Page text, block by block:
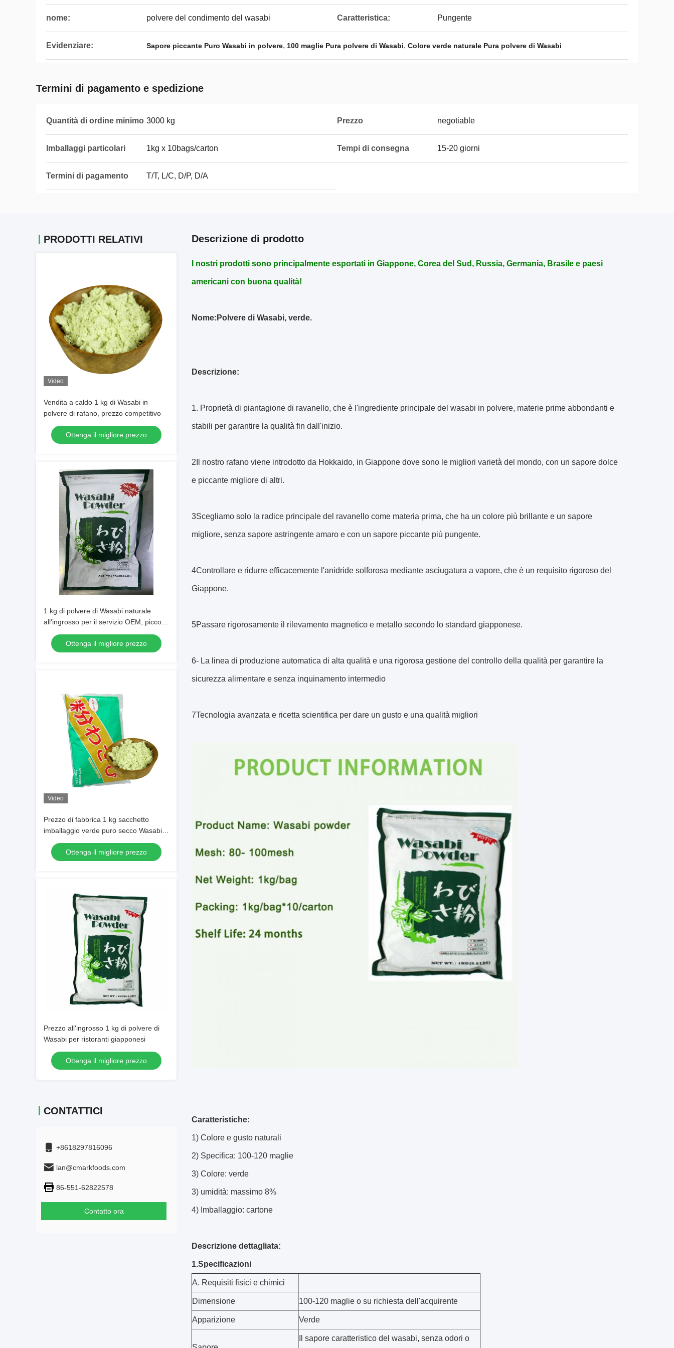
nome: polvere del condimento del wasabi Caratteristica: Pungente
Evidenziare: Sapore piccante Puro Wasabi in polvere, 100 maglie Pura polvere di Wasabi, Colore verde naturale Pura polvere di Wasabi
Termini di pagamento e spedizione
Quantità di ordine minimo 3000 kg Prezzo negotiable
Imballaggi particolari 1kg x 10bags/carton Tempi di consegna 15-20 giorni
Termini di pagamento T/T, L/C, D/P, D/A
PRODOTTI RELATIVI
Video
Vendita a caldo 1 kg di Wasabi in
polvere di rafano, prezzo competitivo
Ottenga il migliore prezzo
1 kg di polvere di Wasabi naturale
all'ingrosso per il servizio OEM, piccolo
ordine accettabile
Ottenga il migliore prezzo
Video
Prezzo di fabbrica 1 kg sacchetto
imballaggio verde puro secco Wasabi
polvere 100 mesh
Ottenga il migliore prezzo
Prezzo all'ingrosso 1 kg di polvere di
Wasabi per ristoranti giapponesi
Ottenga il migliore prezzo
CONTATTICI
+8618297816096
lan@cmarkfoods.com
86-551-62822578
Contatto ora
Descrizione di prodotto
I nostri prodotti sono principalmente esportati in Giappone, Corea del Sud, Russia, Germania, Brasile e paesi
americani con buona qualità!
Nome: Polvere di Wasabi, verde.
Descrizione:
1. Proprietà di piantagione di ravanello, che è l'ingrediente principale del wasabi in polvere, materie prime abbondanti e
stabili per garantire la qualità fin dall'inizio.
2Il nostro rafano viene introdotto da Hokkaido, in Giappone dove sono le migliori varietà del mondo, con un sapore dolce
e piccante migliore di altri.
3Scegliamo solo la radice principale del ravanello come materia prima, che ha un colore più brillante e un sapore
migliore, senza sapore astringente amaro e con un sapore piccante più pungente.
4Controllare e ridurre efficacemente l'anidride solforosa mediante asciugatura a vapore, che è un requisito rigoroso del
Giappone.
5Passare rigorosamente il rilevamento magnetico e metallo secondo lo standard giapponese.
6- La linea di produzione automatica di alta qualità e una rigorosa gestione del controllo della qualità per garantire la
sicurezza alimentare e senza inquinamento intermedio
7Tecnologia avanzata e ricetta scientifica per dare un gusto e una qualità migliori
Caratteristiche:
1) Colore e gusto naturali
2) Specifica: 100-120 maglie
3) Colore: verde
3) umidità: massimo 8%
4) Imballaggio: cartone
Descrizione dettagliata:
1.Specificazioni
A. Requisiti fisici e chimici
Dimensione 100-120 maglie o su richiesta dell'acquirente
Apparizione Verde
Il sapore caratteristico del wasabi, senza odori o